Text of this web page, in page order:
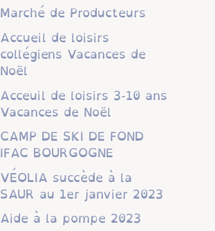
Marché de Producteurs
Accueil de loisirs
collégiens Vacances de
Noël
Acceuil de loisirs 3-10 ans
Vacances de Noël
CAMP DE SKI DE FOND
IFAC BOURGOGNE
VÉOLIA succède à la
SAUR au 1er janvier 2023
Aide à la pompe 2023